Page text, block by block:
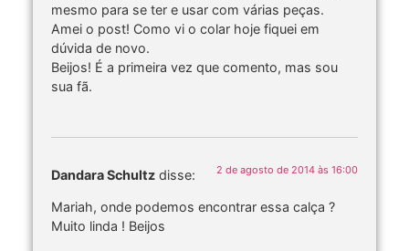
mesmo para se ter e usar com várias peças.
Amei o post! Como vi o colar hoje fiquei em
dúvida de novo.
Beijos! É a primeira vez que comento, mas sou
sua fã.
Dandara Schultz disse: 2 de agosto de 2014 às 16:00
Mariah, onde podemos encontrar essa calça ?
Muito linda ! Beijos